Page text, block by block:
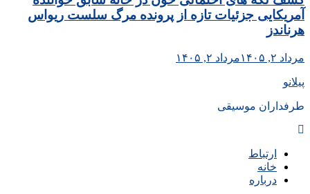
آمریکایی جزئیات تازه از پرونده مرگ سلست ریواس
هرناندز
مرداد ۲, ۱۴۰۵ مرداد ۲, ۱۴۰۵
پیلانو
طرفداران موسیقی
ارتباط
خانه
درباره